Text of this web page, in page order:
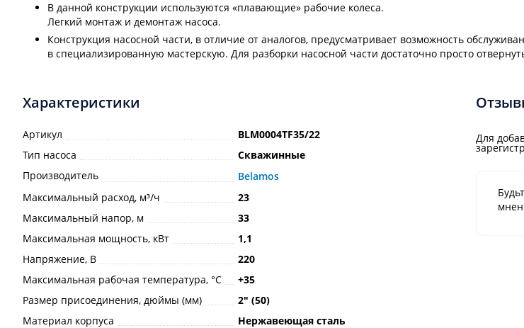
В данной конструкции используются «плавающие» рабочие колеса.
Легкий монтаж и демонтаж насоса.
Конструкция насосной части, в отличие от аналогов, предусматривает возможность
в специализированную мастерскую. Для разборки насосной части достаточно просто
Характеристики
Артикул
BLM0004TF35/22
Тип насоса
Скважинные
Производитель
Belamos
Максимальный расход, м³/ч
23
Максимальный напор, м
33
Максимальная мощность, кВт
1,1
Напряжение, В
220
Максимальная рабочая температура, °С
+35
Размер присоединения, дюймы (мм)
2ʺ (50)
Материал корпуса
Нержавеющая сталь
Для